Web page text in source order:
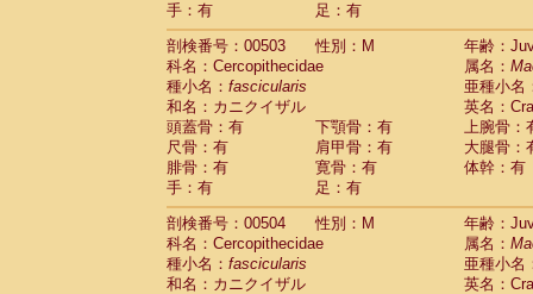
手：有
足：有
剖検番号：00503
性別：M
年齢：
科名：Cercopithecidae
属名：
種小名： fascicularis
亜種小名
和名：カニクイザル
英名：
頭蓋骨：有
下顎骨：有
上腕骨：
尺骨：有
肩甲骨：有
大腿骨：
腓骨：有
寛骨：有
体幹：有
手：有
足：有
剖検番号：00504
性別：M
年齢：
科名：Cercopithecidae
属名：
種小名： fascicularis
亜種小名
和名：カニクイザル
英名：